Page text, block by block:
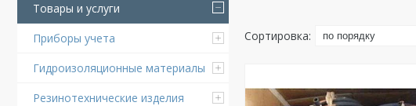
Товары и услуги
Приборы учета
Гидроизоляционные материалы
Резинотехнические изделия